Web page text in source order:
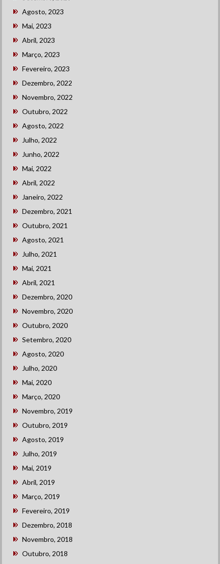
Agosto, 2023
Mai, 2023
Abril, 2023
Março, 2023
Fevereiro, 2023
Dezembro, 2022
Novembro, 2022
Outubro, 2022
Agosto, 2022
Julho, 2022
Junho, 2022
Mai, 2022
Abril, 2022
Janeiro, 2022
Dezembro, 2021
Outubro, 2021
Agosto, 2021
Julho, 2021
Mai, 2021
Abril, 2021
Dezembro, 2020
Novembro, 2020
Outubro, 2020
Setembro, 2020
Agosto, 2020
Julho, 2020
Mai, 2020
Março, 2020
Novembro, 2019
Outubro, 2019
Agosto, 2019
Julho, 2019
Mai, 2019
Abril, 2019
Março, 2019
Fevereiro, 2019
Dezembro, 2018
Novembro, 2018
Outubro, 2018